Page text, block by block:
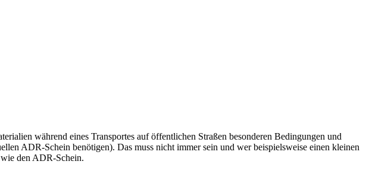
während eines Transportes auf öffentlichen Straßen besonderen Bedingungen und
ADR-Schein benötigen). Das muss nicht immer sein und wer beispielsweise einen kleinen
den ADR-Schein.